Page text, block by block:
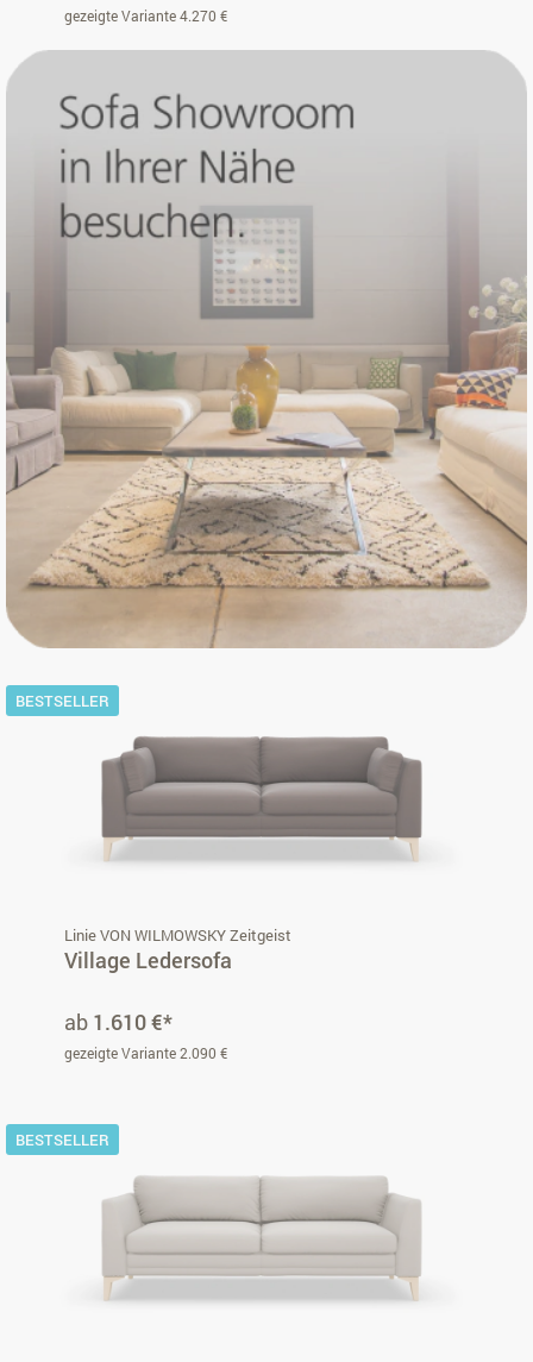
gezeigte Variante 4.270 €
BESTSELLER
Linie VON WILMOWSKY Zeitgeist
Village Ledersofa
ab 1.610 €*
gezeigte Variante 2.090 €
BESTSELLER